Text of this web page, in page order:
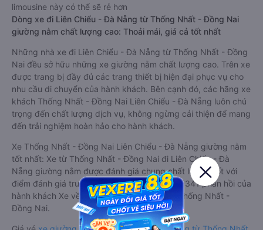
limousine này có thể sẽ rẻ hơn
Dòng xe đi Liên Chiểu - Đà Nẵng từ Thống Nhất - Đồng Nai
giường nằm chất lượng cao: Thoải mái, giá cả tốt nhất
Những nhà xe đi Liên Chiểu - Đà Nẵng từ Thống Nhất - Đồng
Nai đều sở hữu những xe giường nằm chất lượng cao. Trên xe
được trang bị đầy đủ các trang thiết bị hiện đại phục vụ cho
nhu cầu di chuyển của hành khách. Bên cạnh đó, các hãng xe
khách Thống Nhất - Đồng Nai Liên Chiểu - Đà Nẵng luôn chú
trọng đến chất lượng dịch vụ, không ngừng cải thiện để mang
đến trải nghiệm hoàn hảo cho hành khách.
Xe Thống Nhất - Đồng Nai Liên Chiểu - Đà Nẵng giường nằm
tốt nhất: Xe từ Thống Nhất - Đồng Nai đi Liên Chiểu - Đà
Nẵng giường nằm được đánh giá chung chất lượng Tốt với
điểm đánh giá trung bình từ 4.0/5 dựa trên 4341 phản hồi của
hành khách Xe về Liên Chiểu - Đà Nẵng từ Thống Nhất -
Đồng Nai.